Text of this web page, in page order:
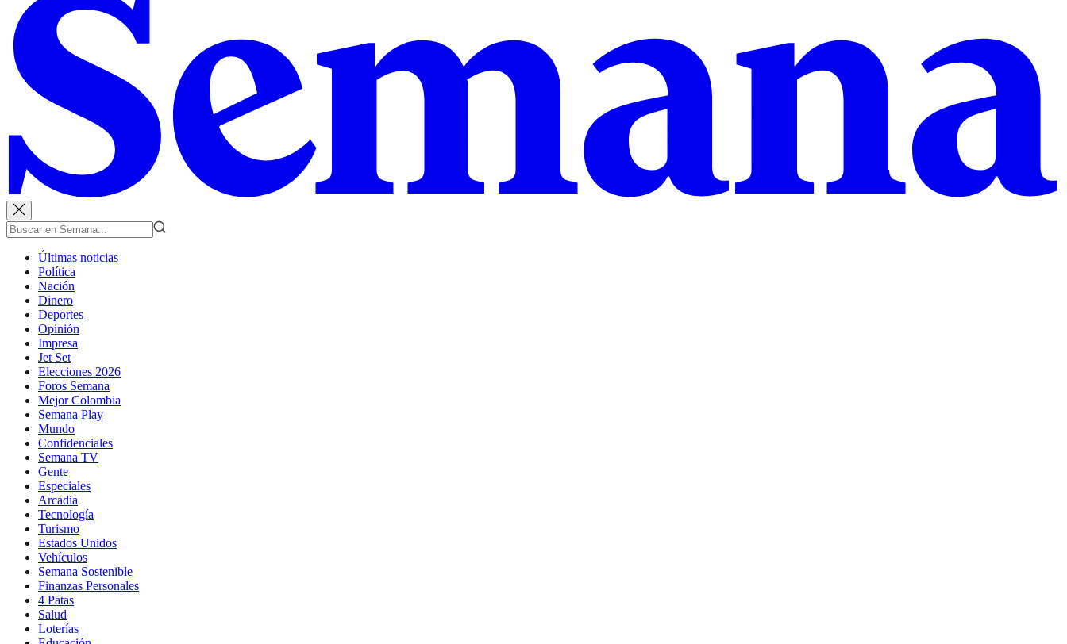
Últimas noticias
Política
Nación
Dinero
Deportes
Opinión
Impresa
Jet Set
Elecciones 2026
Foros Semana
Mejor Colombia
Semana Play
Mundo
Confidenciales
Semana TV
Gente
Especiales
Arcadia
Tecnología
Turismo
Estados Unidos
Vehículos
Semana Sostenible
Finanzas Personales
4 Patas
Salud
Loterías